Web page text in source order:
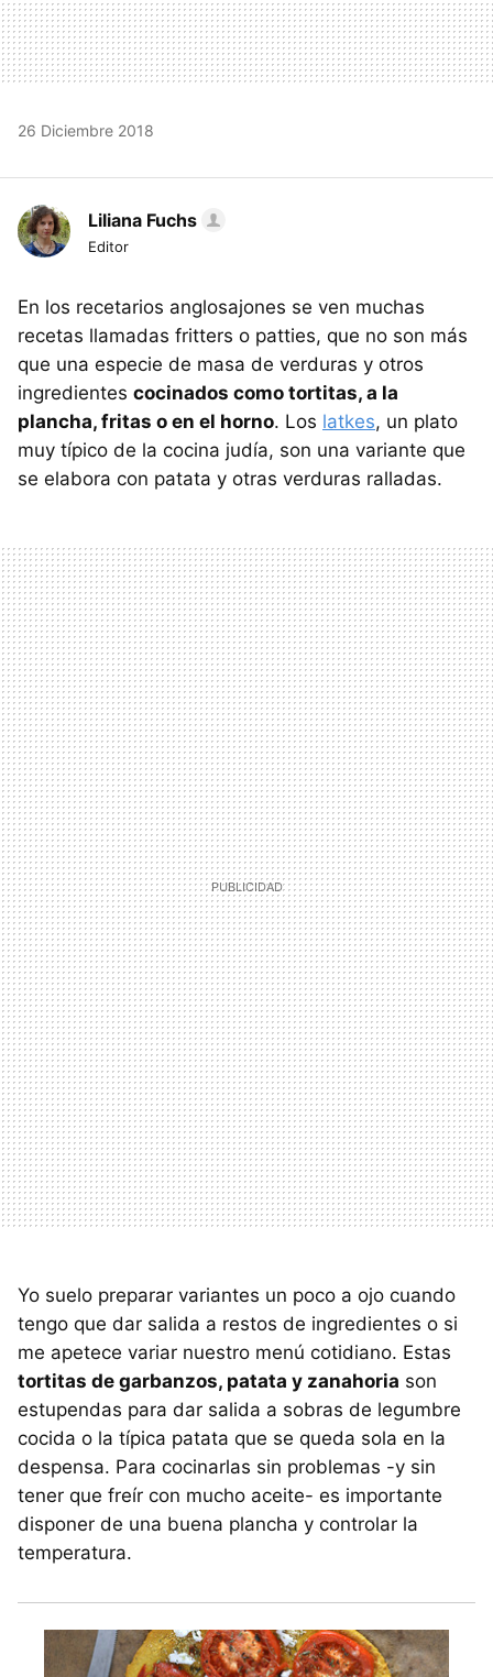
26 Diciembre 2018
Liliana Fuchs
Editor
En los recetarios anglosajones se ven muchas
recetas llamadas fritters o patties, que no son más
que una especie de masa de verduras y otros
ingredientes cocinados como tortitas, a la
plancha, fritas o en el horno. Los latkes, un plato
muy típico de la cocina judía, son una variante que
se elabora con patata y otras verduras ralladas.
Yo suelo preparar variantes un poco a ojo cuando
tengo que dar salida a restos de ingredientes o si
me apetece variar nuestro menú cotidiano. Estas
tortitas de garbanzos, patata y zanahoria son
estupendas para dar salida a sobras de legumbre
cocida o la típica patata que se queda sola en la
despensa. Para cocinarlas sin problemas -y sin
tener que freír con mucho aceite- es importante
disponer de una buena plancha y controlar la
temperatura.